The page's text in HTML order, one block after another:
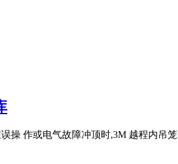
作或电气故障冲顶时,3M 越程内吊